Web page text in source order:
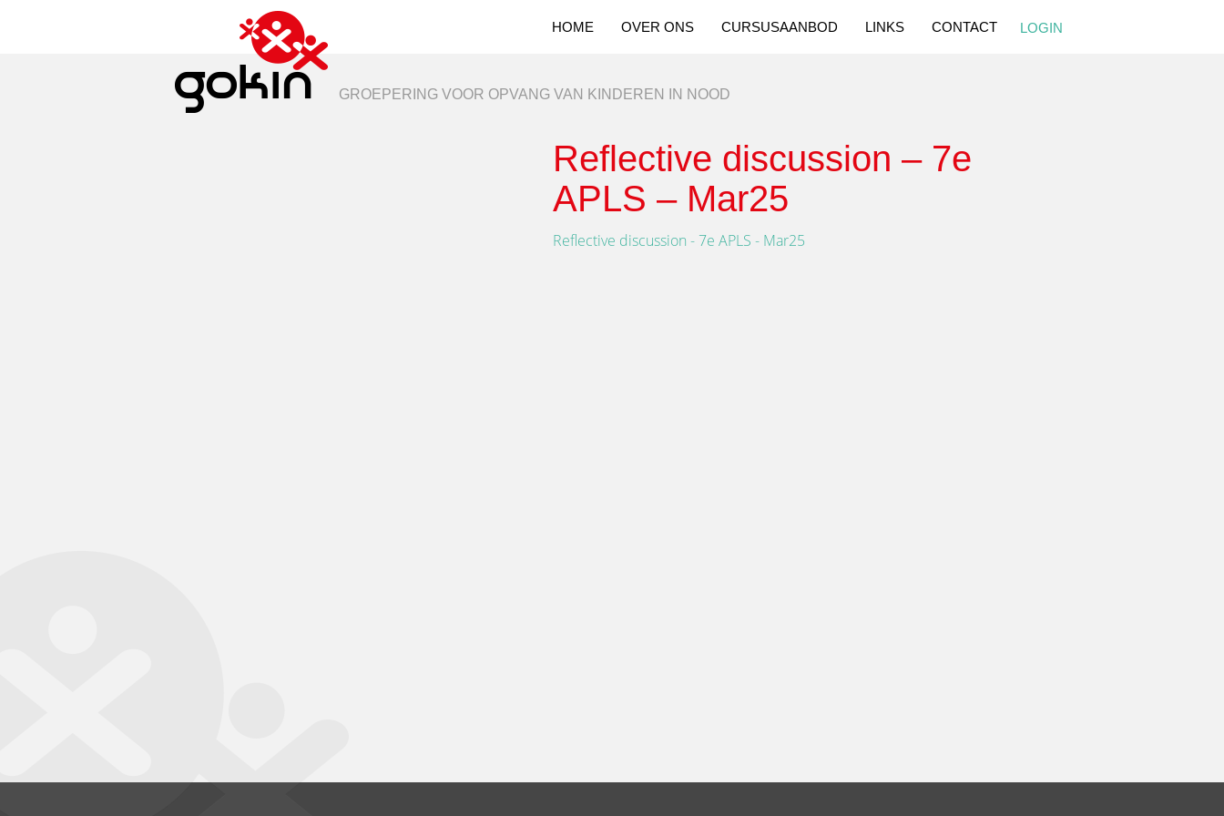
GROEPERING VOOR OPVANG VAN KINDEREN IN NOOD
LOGIN
HOME OVER ONS CURSUSAANBOD LINKS CONTACT
Reflective discussion – 7e
APLS – Mar25
Reflective discussion - 7e APLS - Mar25